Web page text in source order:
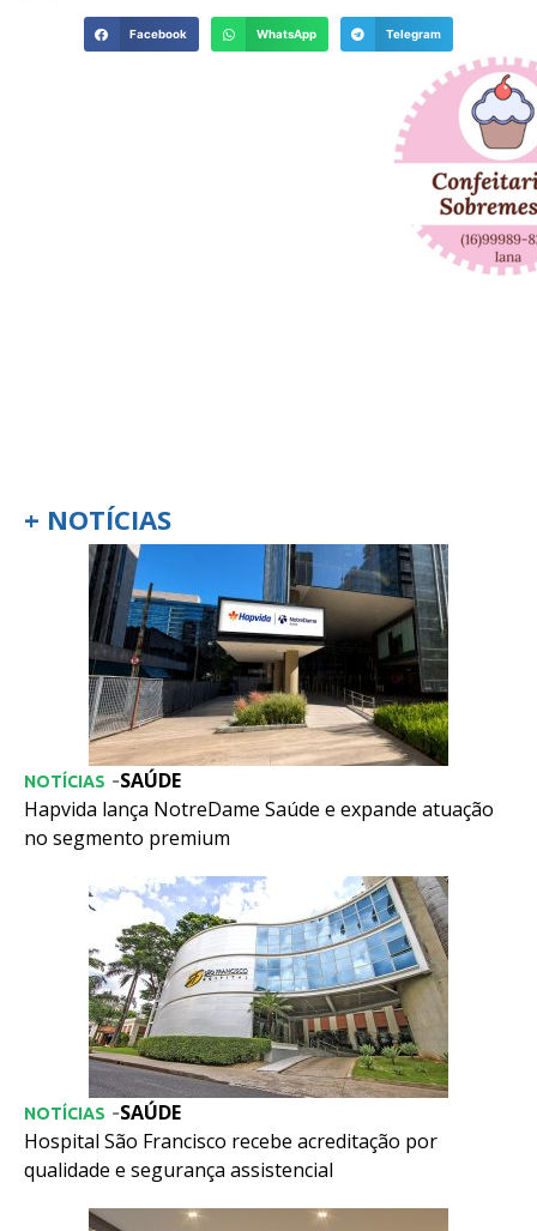
Facebook WhatsApp Telegram
+ NOTÍCIAS
SAÚDE
NOTÍCIAS -
Hapvida lança NotreDame Saúde e expande atuação
no segmento premium
SAÚDE
NOTÍCIAS -
Hospital São Francisco recebe acreditação por
qualidade e segurança assistencial